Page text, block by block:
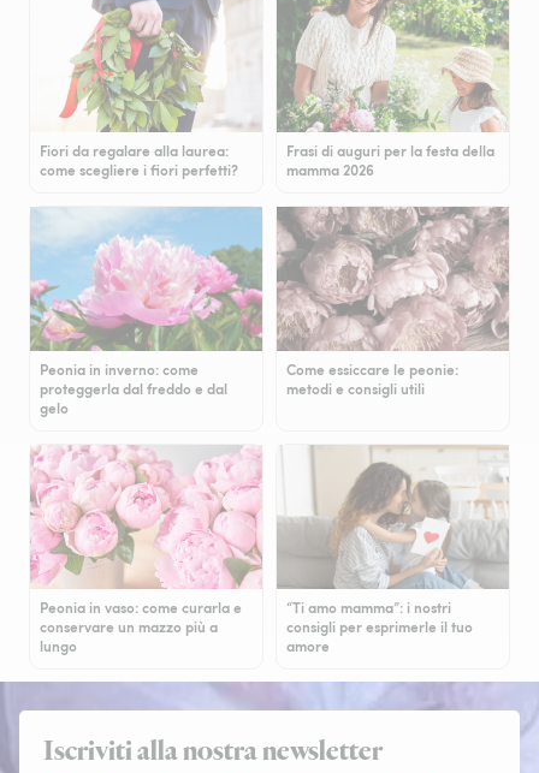
Fiori da regalare alla laurea:
come scegliere i fiori perfetti?
Frasi di auguri per la festa della
mamma 2026
Peonia in inverno: come
proteggerla dal freddo e dal
gelo
Come essiccare le peonie:
metodi e consigli utili
Peonia in vaso: come curarla e
conservare un mazzo più a
lungo
“Ti amo mamma”: i nostri
consigli per esprimerle il tuo
amore
Iscriviti alla nostra newsletter